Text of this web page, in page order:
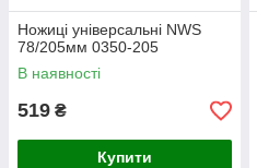
Ножиці універсальні NWS
78/205мм 0350-205
В наявності
519 ₴
Купити